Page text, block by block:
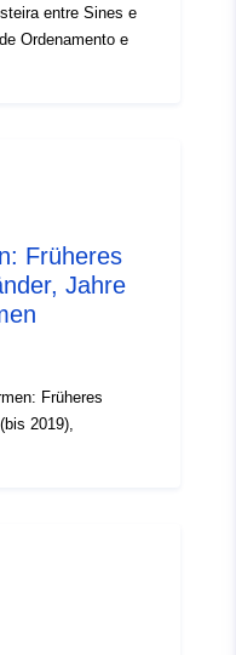
entre Sines e
Ordenamento e
Früheres
Jahre
Früheres
2019),